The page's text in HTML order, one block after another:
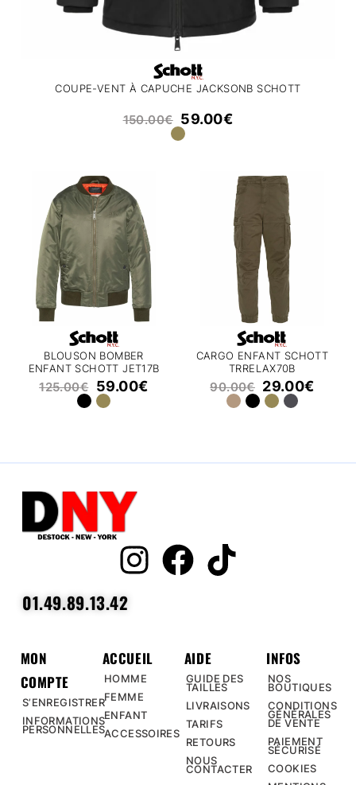
COUPE-VENT À CAPUCHE JACKSONB SCHOTT
150.00€ 59.00€
BLOUSON BOMBER
ENFANT SCHOTT JET17B
125.00€ 59.00€
CARGO ENFANT SCHOTT
TRRELAX70B
90.00€ 29.00€
01.49.89.13.42
MON
COMPTE
S’ENREGISTRER
INFORMATIONS
PERSONNELLES
ACCUEIL
HOMME
FEMME
ENFANT
ACCESSOIRES
AIDE
GUIDE DES
TAILLES
LIVRAISONS
TARIFS
RETOURS
NOUS
CONTACTER
INFOS
NOS
BOUTIQUES
CONDITIONS
GÉNÉRALES
DE VENTE
PAIEMENT
SÉCURISÉ
COOKIES